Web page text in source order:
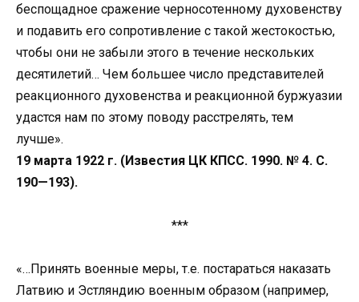
беспощадное сражение черносотенному духовенству
и подавить его сопротивление с такой жестокостью,
чтобы они не забыли этого в течение нескольких
десятилетий… Чем большее число представителей
реакционного духовенства и реакционной буржуазии
удастся нам по этому поводу расстрелять, тем
лучше».
19 марта 1922 г. (Известия ЦК КПСС. 1990. № 4. С.
190—193).
***
«…Принять военные меры, т.е. постараться наказать
Латвию и Эстляндию военным образом (например,